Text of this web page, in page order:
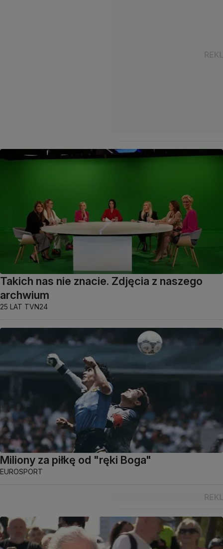
Takich nas nie znacie. Zdjęcia z naszego
archwium
25 LAT TVN24
Miliony za piłkę od "ręki Boga"
EUROSPORT